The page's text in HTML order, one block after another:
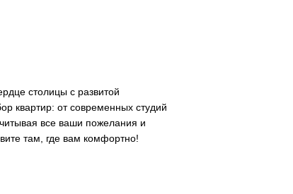
столицы с развитой
квартир: от современных студий
все ваши пожелания и
там, где вам комфортно!